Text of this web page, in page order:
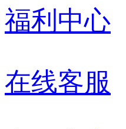
福利中心
在线客服